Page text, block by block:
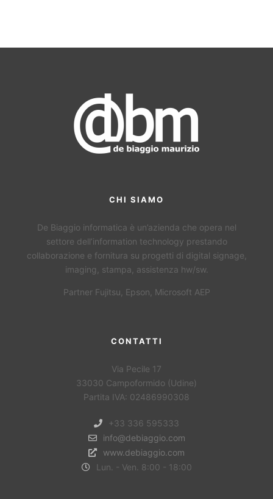
CHI SIAMO
De Biaggio informatica è un’azienda che opera nel
settore dell’information technology prestando
collaborazione e fornitura su progetti di digital signage,
imaging, stampa, assistenza hw/sw.
Partner Fujitsu, Epson, Microsoft AEP
CONTATTI
Via Pecile 17
33030 Campoformido (Udine)
Partita IVA: 02486990308
+33 336 595333
info@debiaggio.com
www.debiaggio.com
Lun. - Ven. 8:00 - 18:00